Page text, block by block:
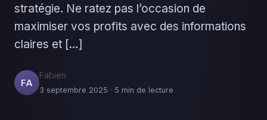
stratégie. Ne ratez pas l’occasion de
maximiser vos profits avec des informations
claires et […]
FA
Fabien
3 septembre 2025 · 5 min de lecture